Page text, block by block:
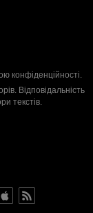
конфіденційності.
Відповідальність
текстів.